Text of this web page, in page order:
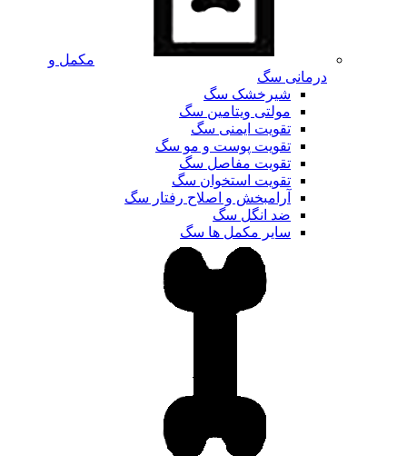
مکمل و
درمانی سگ
شیرخشک سگ
مولتی ویتامین سگ
تقویت ایمنی سگ
تقویت پوست و مو سگ
تقویت مفاصل سگ
تقویت استخوان سگ
آرامبخش و اصلاح رفتار سگ
ضد انگل سگ
سایر مکمل ها سگ